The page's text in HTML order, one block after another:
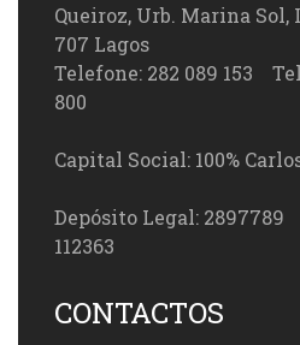
Queiroz, Urb. Marina Sol,
707 Lagos
Telefone: 282 089 153
800
Capital Social: 100%
Depósito Legal: 2897789
112363
CONTACTOS